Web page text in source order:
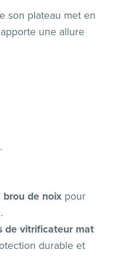
son plateau met en
une allure
brou de noixpour
de vitrificateur mat
durable et